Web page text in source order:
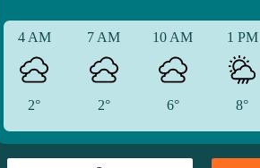
4 AM
2°
7 AM
2°
10 AM
6°
1 PM
8°